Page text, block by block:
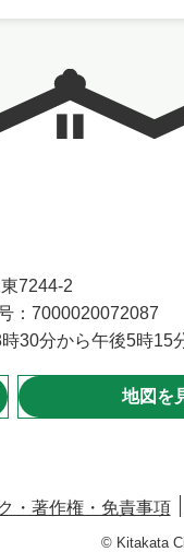
7244-2
：7000020072087
分から午後5時15
地図を
・著作権・免責事項
© Kitakata